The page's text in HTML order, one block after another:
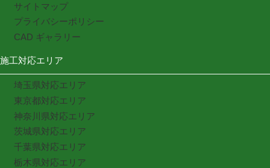
サイトマップ
プライバシーポリシー
CAD ギャラリー
施工対応エリア
埼玉県対応エリア
東京都対応エリア
神奈川県対応エリア
茨城県対応エリア
千葉県対応エリア
栃木県対応エリア